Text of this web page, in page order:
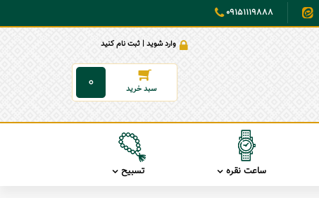
09151119888
وارد شوید | ثبت نام کنید
0
ساعت نقره تسبیح